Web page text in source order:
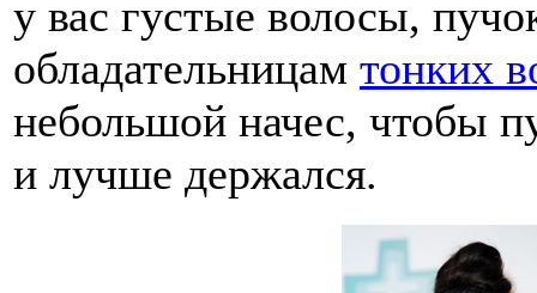
у вас густые волосы,
обладательницам тонких
небольшой начес, чтобы
и лучше держался.